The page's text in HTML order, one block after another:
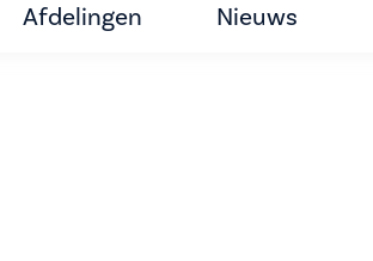
Afdelingen Nieuws